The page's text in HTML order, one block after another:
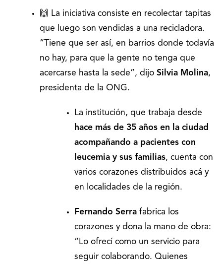
🙌 La iniciativa consiste en recolectar tapitas
que luego son vendidas a una recicladora.
“Tiene que ser así, en barrios donde todavía
no hay, para que la gente no tenga que
acercarse hasta la sede”, dijo Silvia Molina,
presidenta de la ONG.
La institución, que trabaja desde
hace más de 35 años en la ciudad
acompañando a pacientes con
leucemia y sus familias, cuenta con
varios corazones distribuidos acá y
en localidades de la región.
Fernando Serra fabrica los
corazones y dona la mano de obra:
“Lo ofrecí como un servicio para
seguir colaborando. Quienes